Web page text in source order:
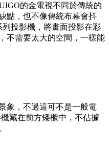
的金電視不同於傳統的
點，也不像傳統布幕會抖
列投影機，將畫面投影在彩
不需要太大的空間，一樣能
象，不過這可不是一般電
藏在前方矮櫃中，不佔據